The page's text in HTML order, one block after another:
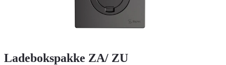
Ladebokspakke ZA/ ZU